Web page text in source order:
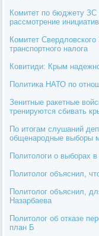
Комитет по бюджету
рассмотрение
Комитет
транспортного налога
Ковитиди: Крым
Политика НАТО по
Зенитные ракетные
тренируются сбивать
По итогам слушаний
общенародные выборы
Политологи о выборах
Политолог объяснил,
Политолог объяснил,
Назарбаева
Политолог об отказе
план Б